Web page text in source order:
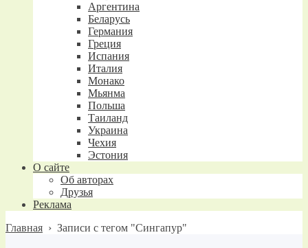
Аргентина
Беларусь
Германия
Греция
Испания
Италия
Монако
Мьянма
Польша
Таиланд
Украина
Чехия
Эстония
О сайте
Об авторах
Друзья
Реклама
Главная › Записи с тегом "Сингапур"